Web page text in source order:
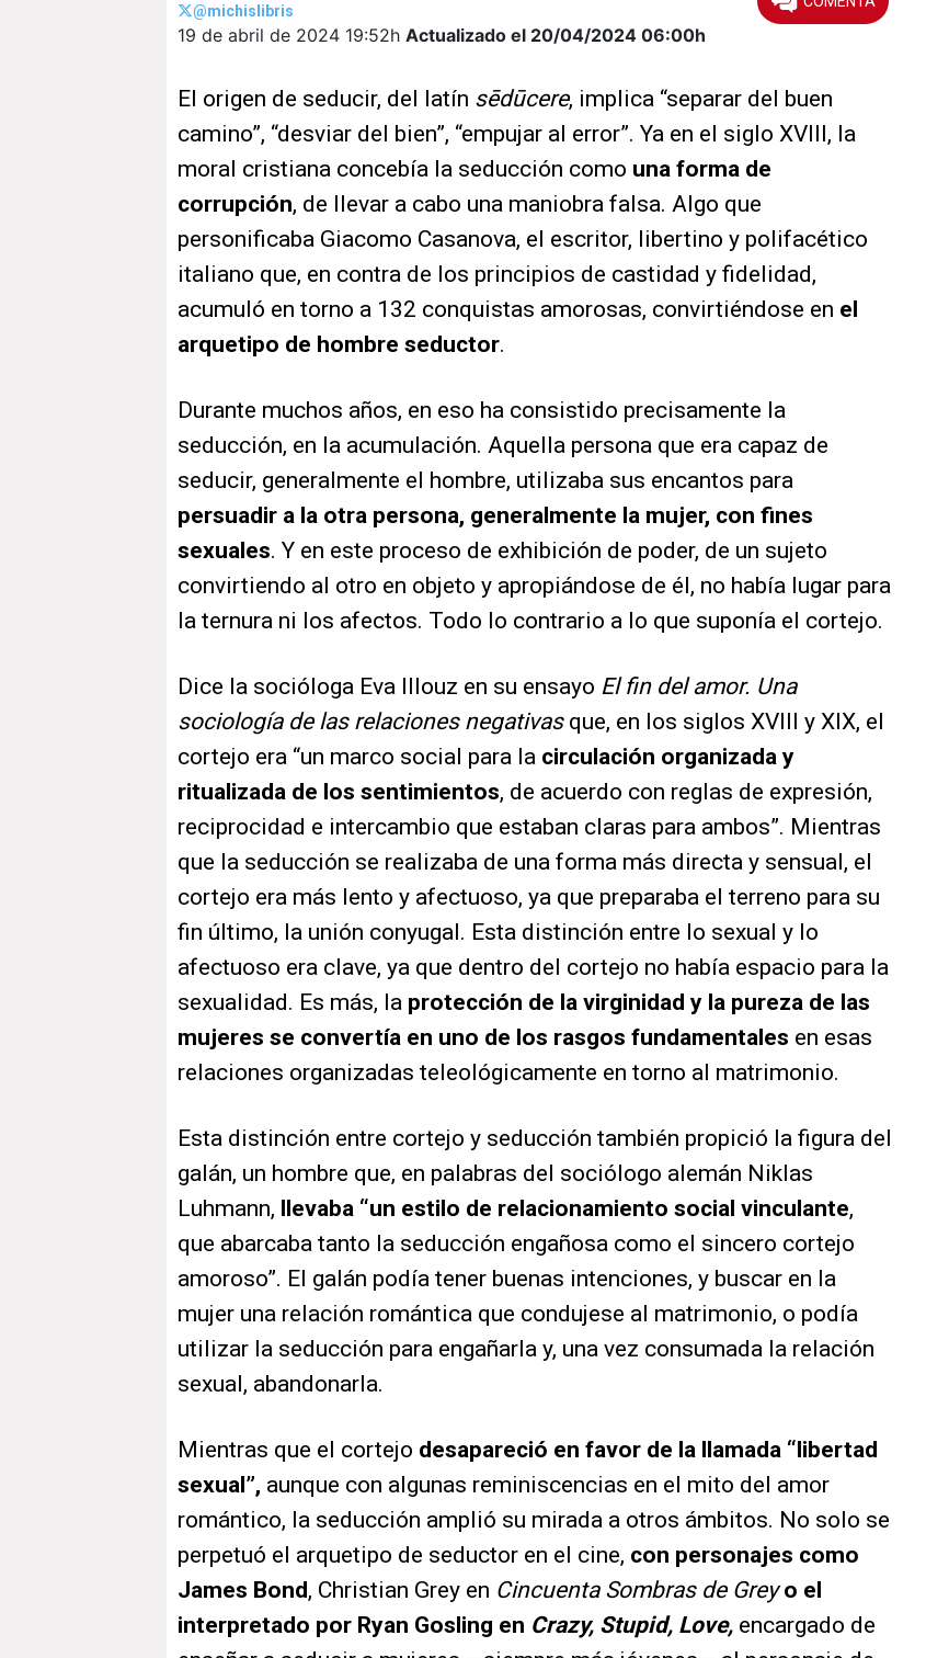
@michislibris
19 de abril de 2024 19:52h Actualizado el 20/04/2024 06:00h
El origen de seducir, del latín sēdūcere, implica “separar del buen
camino”, “desviar del bien”, “empujar al error”. Ya en el siglo XVIII, la
moral cristiana concebía la seducción como una forma de
corrupción, de llevar a cabo una maniobra falsa. Algo que
personificaba Giacomo Casanova, el escritor, libertino y polifacético
italiano que, en contra de los principios de castidad y fidelidad,
acumuló en torno a 132 conquistas amorosas, convirtiéndose en el
arquetipo de hombre seductor.
Durante muchos años, en eso ha consistido precisamente la
seducción, en la acumulación. Aquella persona que era capaz de
seducir, generalmente el hombre, utilizaba sus encantos para
persuadir a la otra persona, generalmente la mujer, con fines
sexuales. Y en este proceso de exhibición de poder, de un sujeto
convirtiendo al otro en objeto y apropiándose de él, no había lugar para
la ternura ni los afectos. Todo lo contrario a lo que suponía el cortejo.
Dice la socióloga Eva Illouz en su ensayo El fin del amor. Una
sociología de las relaciones negativasque, en los siglos XVIII y XIX, el
cortejo era “un marco social para la circulación organizada y
ritualizada de los sentimientos, de acuerdo con reglas de expresión,
reciprocidad e intercambio que estaban claras para ambos”. Mientras
que la seducción se realizaba de una forma más directa y sensual, el
cortejo era más lento y afectuoso, ya que preparaba el terreno para su
fin último, la unión conyugal. Esta distinción entre lo sexual y lo
afectuoso era clave, ya que dentro del cortejo no había espacio para la
sexualidad. Es más, la protección de la virginidad y la pureza de las
mujeres se convertía en uno de los rasgos fundamentales en esas
relaciones organizadas teleológicamente en torno al matrimonio.
Esta distinción entre cortejo y seducción también propició la figura del
galán, un hombre que, en palabras del sociólogo alemán Niklas
Luhmann,
llevaba “un estilo de relacionamiento social vinculante,
que abarcaba tanto la seducción engañosa como el sincero cortejo
amoroso”. El galán podía tener buenas intenciones, y buscar en la
mujer una relación romántica que condujese al matrimonio, o podía
utilizar la seducción para engañarla y, una vez consumada la relación
sexual, abandonarla.
Mientras que el cortejo desapareció en favor de la llamada “libertad
sexual”, aunque con algunas reminiscencias en el mito del amor
romántico, la seducción amplió su mirada a otros ámbitos. No solo se
perpetuó el arquetipo de seductor en el cine, con personajes como
James Bond, Christian Grey en Cincuenta Sombras de Greyo el
interpretado por Ryan Gosling en Crazy, Stupid, Love, encargado de